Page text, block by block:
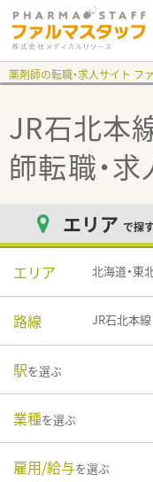
薬剤師の転職・求人サイト フ
JR石北本
師転職・
エリア で探
エリア 北海道・東
路線 JR石北本線
駅を選ぶ
業種を選ぶ
雇用/給与を選ぶ